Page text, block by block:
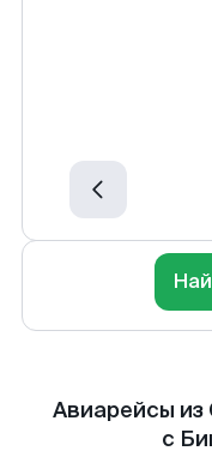
Авиарейсы
с